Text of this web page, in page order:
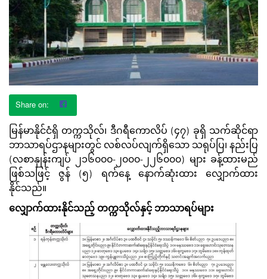
မြန်မာနိုင်ငံရှိ တက္ကသိုလ်၊ ဒီဂရီကောလိပ် (၄၇) ခုရှိ သက်ဆိုင်ရာ
ဘာသာရပ်ဌာနများတွင် လစ်လပ်လျက်ရှိသော သရုပ်ပြ၊ နည်းပြ
(လစာနှုန်းကျပ် ၂၁၆၀၀၀-၂၀၀၀-၂၂၆၀၀၀) များ ခန့်ထားမည်
ဖြစ်သဖြင့် ဇွန် (၅) ရက်နေ့ နောက်ဆုံးထား လျှောက်ထား
နိုင်သည်။
လျှောက်ထားနိုင်သည့် တက္ကသိုလ်နှင့် ဘာသာရပ်များ